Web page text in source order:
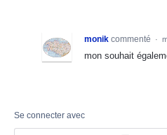
monik commenté ·
mon souhait
Se connecter avec